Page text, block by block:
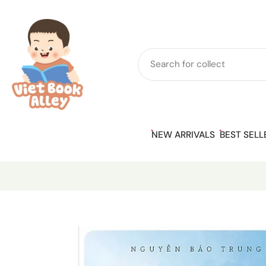
content
NEW ARRIVALS BEST